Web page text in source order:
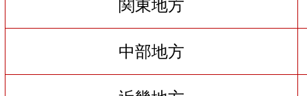
関東地方
中部地方